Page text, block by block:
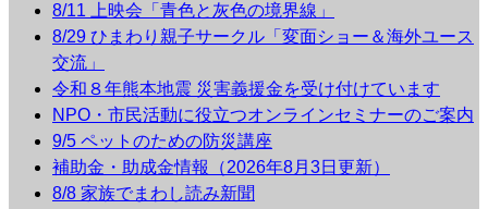
8/11 上映会「青色と灰色の境界線」
8/29 ひまわり親子サークル「変面ショー＆海外ユース
交流」
令和８年熊本地震 災害義援金を受け付けています
NPO・市民活動に役立つオンラインセミナーのご案内
9/5 ペットのための防災講座
補助金・助成金情報（2026年8月3日更新）
8/8 家族でまわし読み新聞